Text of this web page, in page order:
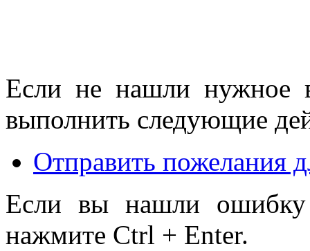
Если не нашли нужное
выполнить следующие
Отправить пожелания
Если вы нашли ошибку
нажмите Ctrl + Enter.